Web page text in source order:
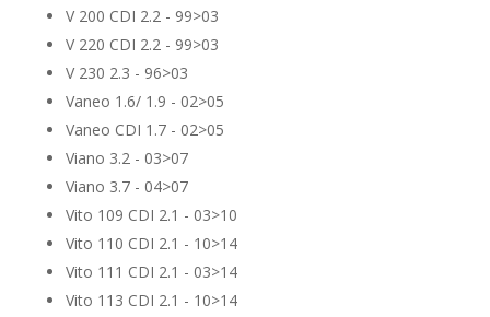
V 200 CDI 2.2 - 99>03
V 220 CDI 2.2 - 99>03
V 230 2.3 - 96>03
Vaneo 1.6/ 1.9 - 02>05
Vaneo CDI 1.7 - 02>05
Viano 3.2 - 03>07
Viano 3.7 - 04>07
Vito 109 CDI 2.1 - 03>10
Vito 110 CDI 2.1 - 10>14
Vito 111 CDI 2.1 - 03>14
Vito 113 CDI 2.1 - 10>14